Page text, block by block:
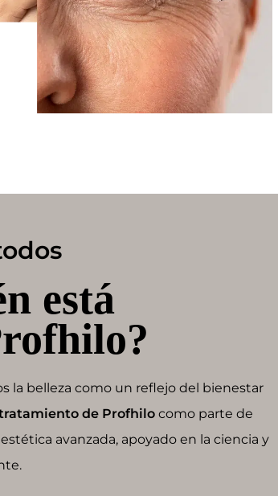
está
la belleza como un reflejo del bienestar
de Profhilo como parte de
avanzada, apoyado en la ciencia y